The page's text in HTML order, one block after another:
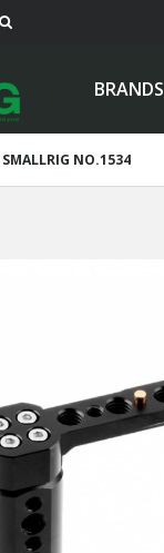
BRANDS
SMALLRIG NO.1534